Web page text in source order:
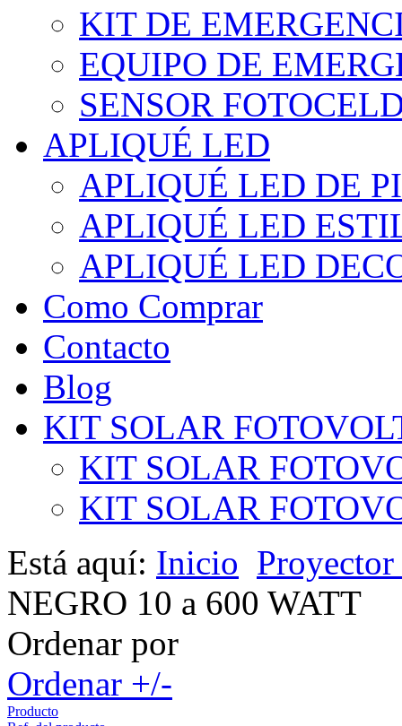
KIT DE
EQUIPO DE
SENSOR
APLIQUÉ LED
APLIQUÉ LED DE
APLIQUÉ LED
APLIQUÉ LED
Como Comprar
Contacto
Blog
KIT SOLAR
KIT SOLAR
KIT SOLAR
Está aquí: Inicio
NEGRO 10 a 600 WATT
Ordenar por
Ordenar +/-
Producto